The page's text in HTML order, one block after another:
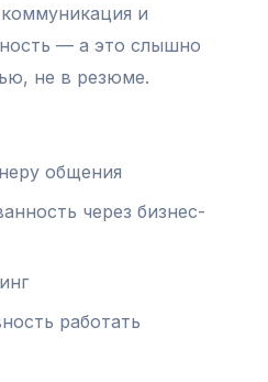
и
— а это слышно
не в резюме.
общения
через бизнес-
работать